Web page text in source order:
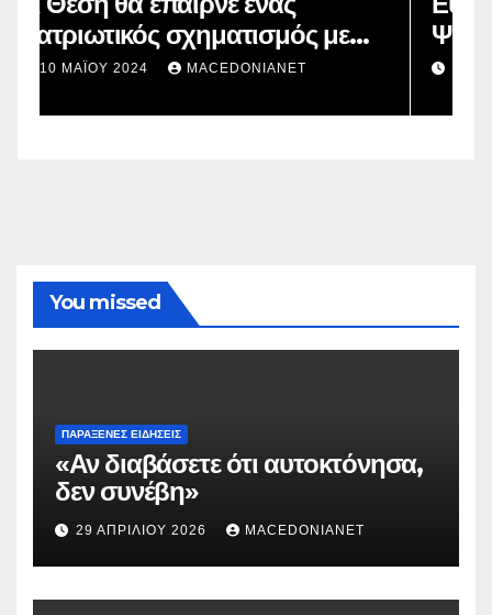
Ψήφου
2 ΜΑΪ́ΟΥ 2024 MACEDONIANET
You missed
ΠΑΡΆΞΕΝΕΣ ΕΙΔΉΣΕΙΣ
«Αν διαβάσετε ότι αυτοκτόνησα,
δεν συνέβη»
29 ΑΠΡΙΛΊΟΥ 2026 MACEDONIANET